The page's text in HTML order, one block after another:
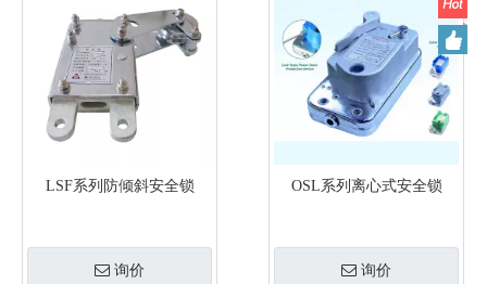
LSF系列防倾斜安全锁
询价
OSL系列离心式安全锁
询价